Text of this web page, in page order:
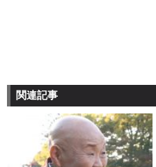
関連記事